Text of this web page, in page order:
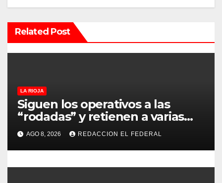
ó
n
d
e
n
t
r
a
Related Post
LA RIOJA
Siguen los operativos a las
“rodadas” y retienen a varias
motocicletas
AGO 8, 2026 REDACCION EL FEDERAL